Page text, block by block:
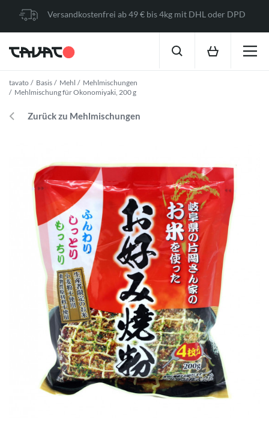
Versandkostenfrei ab 49 € bis 4kg mit DHL oder DPD
tavato Basis Mehl
Mehlmischungen
Mehlmischung für Okonomiyaki, 200 g
Zurück zu Mehlmischungen